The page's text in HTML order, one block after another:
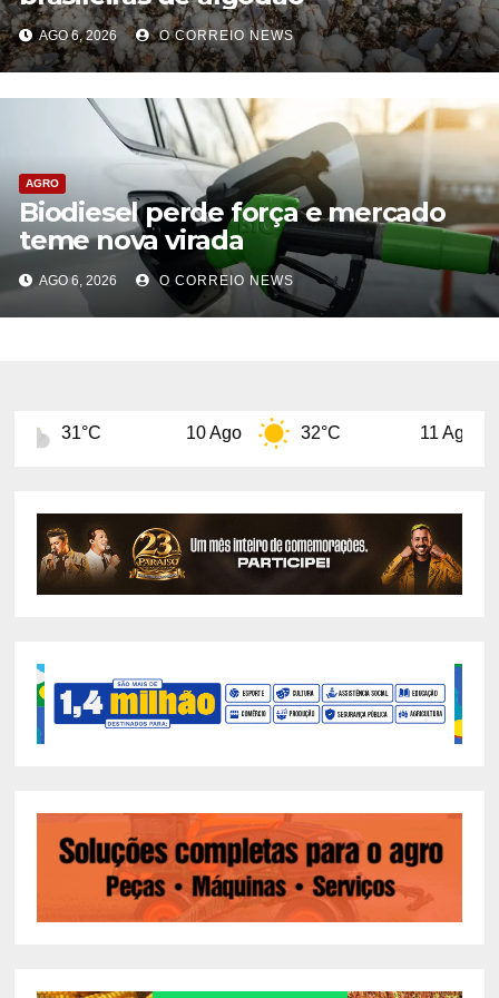
AGO 6, 2026 O CORREIO NEWS
AGRO
Biodiesel perde força e mercado
teme nova virada
AGO 6, 2026 O CORREIO NEWS
10 Ago 32°C 11 Ago 29°C